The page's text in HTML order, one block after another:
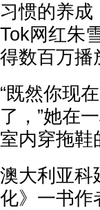
习惯的养成
Tok网红朱
得数百万播
“既然你现
了，”她在
室内穿拖鞋
澳大利亚科
化》一书作